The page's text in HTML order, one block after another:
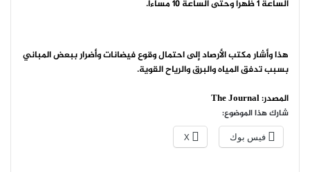
الساعة 1 ظهرا وحتى الساعة 10 مساءا.
هذا وأشار مكتب الأرصاد إلى احتمال وقوع فيضانات وأضرار ببعض المباني
بسبب تدفق المياه والبرق والرياح القوية.
المصدر:The Journal
شارك هذا الموضوع:
فيس بوك X